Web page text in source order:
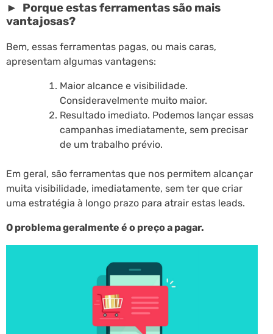
► Porque estas ferramentas são mais
vantajosas?
Bem, essas ferramentas pagas, ou mais caras,
apresentam algumas vantagens:
Maior alcance e visibilidade.
Consideravelmente muito maior.
Resultado imediato. Podemos lançar essas
campanhas imediatamente, sem precisar
de um trabalho prévio.
Em geral, são ferramentas que nos permitem alcançar
muita visibilidade, imediatamente, sem ter que criar
uma estratégia à longo prazo para atrair estas leads.
O problema geralmente é o preço a pagar.